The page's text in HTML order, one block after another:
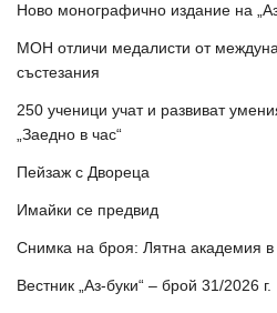
Ново монографично издание на
МОН отличи медалисти от
състезания
250 ученици учат и развиват
„Заедно в час“
Пейзаж с Двореца
Имайки се предвид
Снимка на броя: Лятна академия в
Вестник „Аз-буки“ – брой 31/2026 г.